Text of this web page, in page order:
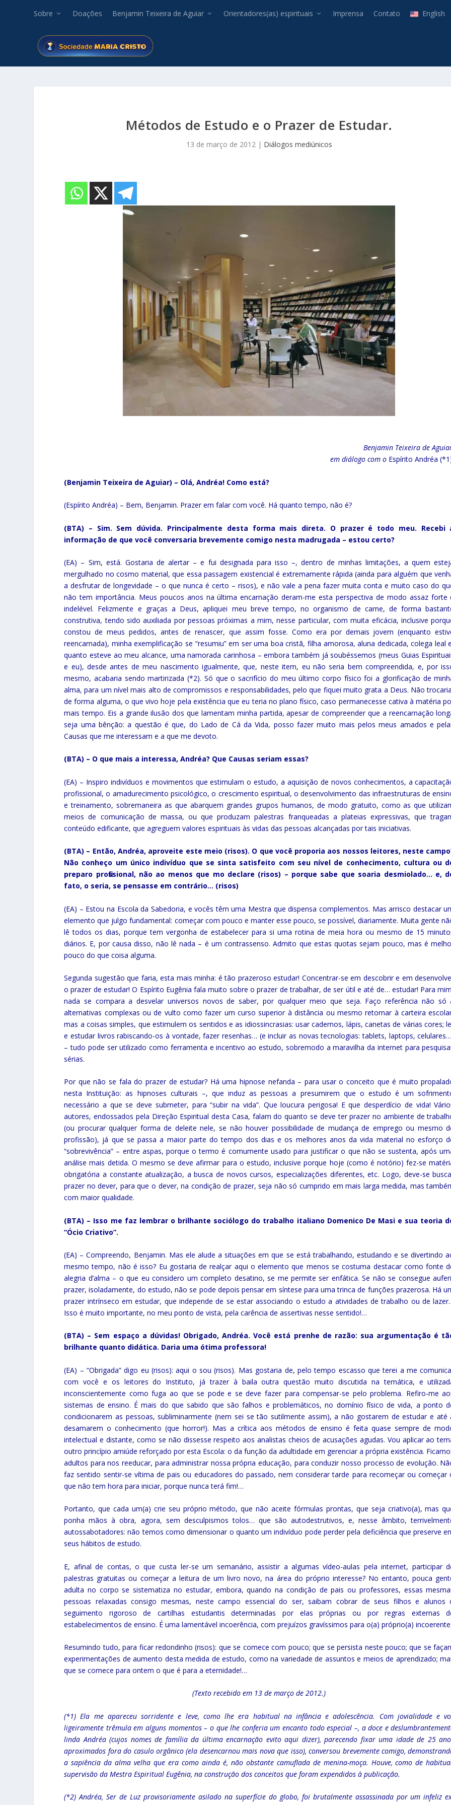
Sobre Doações Benjamin Teixeira de Aguiar Orientadores(as) espirituais Imprensa Contato English
Métodos de Estudo e o Prazer de Estudar.
13 de março de 2012| Diálogos mediúnicos
Benjamin Teixeira de
em diálogo com o Espírito Andréa
(Benjamin Teixeira de Aguiar) – Olá, Andréa! Como está?
(Espírito Andréa) – Bem, Benjamin. Prazer em falar com você. Há quanto tempo, não é?
(BTA) – Sim. Sem dúvida. Principalmente desta forma mais direta. O prazer é todo meu. Recebi
informação de que você conversaria brevemente comigo nesta madrugada – estou certo?
(EA) – Sim, está. Gostaria de alertar – e fui designada para isso –, dentro de minhas limitações, a quem
mergulhado no cosmo material, que essa passagem existencial é extremamente rápida (ainda para alguém que
a desfrutar de longevidade – o que nunca é certo – risos), e não vale a pena fazer muita conta e muito caso do
não tem importância. Meus poucos anos na última encarnação deram-me esta perspectiva de modo assaz forte
indelével. Felizmente e graças a Deus, apliquei meu breve tempo, no organismo de carne, de forma
construtiva, tendo sido auxiliada por pessoas próximas a mim, nesse particular, com muita eficácia, inclusive
constou de meus pedidos, antes de renascer, que assim fosse. Como era por demais jovem (enquanto
reencarnada), minha exemplificação se “resumiu” em ser uma boa cristã, filha amorosa, aluna dedicada, colega leal
quanto esteve ao meu alcance, uma namorada carinhosa – embora também já soubéssemos (meus Guias
e eu), desde antes de meu nascimento igualmente, que, neste item, eu não seria bem compreendida, e, por
mesmo, acabaria sendo martirizada (*2). Só que o sacrifício do meu último corpo físico foi a glorificação de
alma, para um nível mais alto de compromissos e responsabilidades, pelo que fiquei muito grata a Deus. Não
de forma alguma, o que vivo hoje pela existência que eu teria no plano físico, caso permanecesse cativa à matéria
mais tempo. Eis a grande ilusão dos que lamentam minha partida, apesar de compreender que a reencarnação
seja uma bênção: a questão é que, do Lado de Cá da Vida, posso fazer muito mais pelos meus amados e
Causas que me interessam e a que me devoto.
(BTA) – O que mais a interessa, Andréa? Que Causas seriam essas?
(EA) – Inspiro indivíduos e movimentos que estimulam o estudo, a aquisição de novos conhecimentos, a
profissional, o amadurecimento psicológico, o crescimento espiritual, o desenvolvimento das infraestruturas de
e treinamento, sobremaneira as que abarquem grandes grupos humanos, de modo gratuito, como as que
meios de comunicação de massa, ou que produzam palestras franqueadas a plateias expressivas, que
conteúdo edificante, que agreguem valores espirituais às vidas das pessoas alcançadas por tais iniciativas.
(BTA) – Então, Andréa, aproveite este meio (risos). O que você proporia aos nossos leitores, neste
Não conheço um único indivíduo que se sinta satisfeito com seu nível de conhecimento, cultura ou
preparo profissional, não ao menos que mo declare (risos) – porque sabe que soaria desmiolado… e,
fato, o seria, se pensasse em contrário… (risos)
(EA) – Estou na Escola da Sabedoria, e vocês têm uma Mestra que dispensa complementos. Mas arrisco destacar
elemento que julgo fundamental: começar com pouco e manter esse pouco, se possível, diariamente. Muita gente
lê todos os dias, porque tem vergonha de estabelecer para si uma rotina de meia hora ou mesmo de 15
diários. E, por causa disso, não lê nada – é um contrassenso. Admito que estas quotas sejam pouco, mas é
pouco do que coisa alguma.
Segunda sugestão que faria, esta mais minha: é tão prazeroso estudar! Concentrar-se em descobrir e em
o prazer de estudar! O Espírito Eugênia fala muito sobre o prazer de trabalhar, de ser útil e até de… estudar! Para
nada se compara a desvelar universos novos de saber, por qualquer meio que seja. Faço referência não só
alternativas complexas ou de vulto como fazer um curso superior à distância ou mesmo retornar à carteira
mas a coisas simples, que estimulem os sentidos e as idiossincrasias: usar cadernos, lápis, canetas de várias cores;
e estudar livros rabiscando-os à vontade, fazer resenhas… (e incluir as novas tecnologias: tablets, laptops,
– tudo pode ser utilizado como ferramenta e incentivo ao estudo, sobremodo a maravilha da internet para
sérias.
Por que não se fala do prazer de estudar? Há uma hipnose nefanda – para usar o conceito que é muito
nesta Instituição: as hipnoses culturais –, que induz as pessoas a presumirem que o estudo é um
necessário a que se deve submeter, para “subir na vida”. Que loucura perigosa! E que desperdício de vida!
autores, endossados pela Direção Espiritual desta Casa, falam do quanto se deve ter prazer no ambiente de
(ou procurar qualquer forma de deleite nele, se não houver possibilidade de mudança de emprego ou mesmo
profissão), já que se passa a maior parte do tempo dos dias e os melhores anos da vida material no esforço
“sobrevivência” – entre aspas, porque o termo é comumente usado para justificar o que não se sustenta, após
análise mais detida. O mesmo se deve afirmar para o estudo, inclusive porque hoje (como é notório) fez-se
obrigatória a constante atualização, a busca de novos cursos, especializações diferentes, etc. Logo, deve-se
prazer no dever, para que o dever, na condição de prazer, seja não só cumprido em mais larga medida, mas
com maior qualidade.
(BTA) – Isso me faz lembrar o brilhante sociólogo do trabalho italiano Domenico De Masi e sua teoria
“Ócio Criativo”.
(EA) – Compreendo, Benjamin. Mas ele alude a situações em que se está trabalhando, estudando e se divertindo
mesmo tempo, não é isso? Eu gostaria de realçar aqui o elemento que menos se costuma destacar como fonte
alegria d’alma – o que eu considero um completo desatino, se me permite ser enfática. Se não se consegue
prazer, isoladamente, do estudo, não se pode depois pensar em síntese para uma trinca de funções prazerosa. Há
prazer intrínseco em estudar, que independe de se estar associando o estudo a atividades de trabalho ou de
Isso é muito importante, no meu ponto de vista, pela carência de assertivas nesse sentido!…
(BTA) – Sem espaço a dúvidas! Obrigado, Andréa. Você está prenhe de razão: sua argumentação é
brilhante quanto didática. Daria uma ótima professora!
(EA) – “Obrigada” digo eu (risos): aqui o sou (risos). Mas gostaria de, pelo tempo escasso que terei a me
com você e os leitores do Instituto, já trazer à baila outra questão muito discutida na temática, e
inconscientemente como fuga ao que se pode e se deve fazer para compensar-se pelo problema. Refiro-me
sistemas de ensino. É mais do que sabido que são falhos e problemáticos, no domínio físico de vida, a ponto
condicionarem as pessoas, subliminarmente (nem sei se tão sutilmente assim), a não gostarem de estudar e até
desamarem o conhecimento (que horror!). Mas a crítica aos métodos de ensino é feita quase sempre de
intelectual e distante, como se não dissesse respeito aos analistas cheios de acusações agudas. Vou aplicar ao
outro princípio amiúde reforçado por esta Escola: o da função da adultidade em gerenciar a própria existência.
adultos para nos reeducar, para administrar nossa própria educação, para conduzir nosso processo de evolução.
faz sentido sentir-se vítima de pais ou educadores do passado, nem considerar tarde para recomeçar ou começar
que não tem hora para iniciar, porque nunca terá fim!…
Portanto, que cada um(a) crie seu próprio método, que não aceite fórmulas prontas, que seja criativo(a), mas
ponha mãos à obra, agora, sem desculpismos tolos… que são autodestrutivos, e, nesse âmbito,
autossabotadores: não temos como dimensionar o quanto um indivíduo pode perder pela deficiência que preserve
seus hábitos de estudo.
E, afinal de contas, o que custa ler-se um semanário, assistir a algumas vídeo-aulas pela internet, participar
palestras gratuitas ou começar a leitura de um livro novo, na área do próprio interesse? No entanto, pouca
adulta no corpo se sistematiza no estudar, embora, quando na condição de pais ou professores, essas
pessoas relaxadas consigo mesmas, neste campo essencial do ser, saibam cobrar de seus filhos e alunos
seguimento rigoroso de cartilhas estudantis determinadas por elas próprias ou por regras externas
estabelecimentos de ensino. É uma lamentável incoerência, com prejuízos gravíssimos para o(a) próprio(a) incoerente.
Resumindo tudo, para ficar redondinho (risos): que se comece com pouco; que se persista neste pouco; que se
experimentações de aumento desta medida de estudo, como na variedade de assuntos e meios de aprendizado;
que se comece para ontem o que é para a eternidade!…
(Texto recebido em 13 de março de 2012.)
(*1) Ela me apareceu sorridente e leve, como lhe era habitual na infância e adolescência. Com jovialidade e
ligeiramente trêmula em alguns momentos – o que lhe conferia um encanto todo especial –, a doce e
linda Andréa (cujos nomes de família da última encarnação evito aqui dizer), parecendo fixar uma idade de 25
aproximados fora do casulo orgânico (ela desencarnou mais nova que isso), conversou brevemente comigo,
a sapiência da alma velha que era como ainda é, não obstante camuflada de menina-moça. Houve, como de
supervisão da Mestra Espiritual Eugênia, na construção dos conceitos que foram expendidos à publicação.
(*2) Andréa, Ser de Luz provisoriamente asilado na superfície do globo, foi brutalmente assassinada por um infeliz